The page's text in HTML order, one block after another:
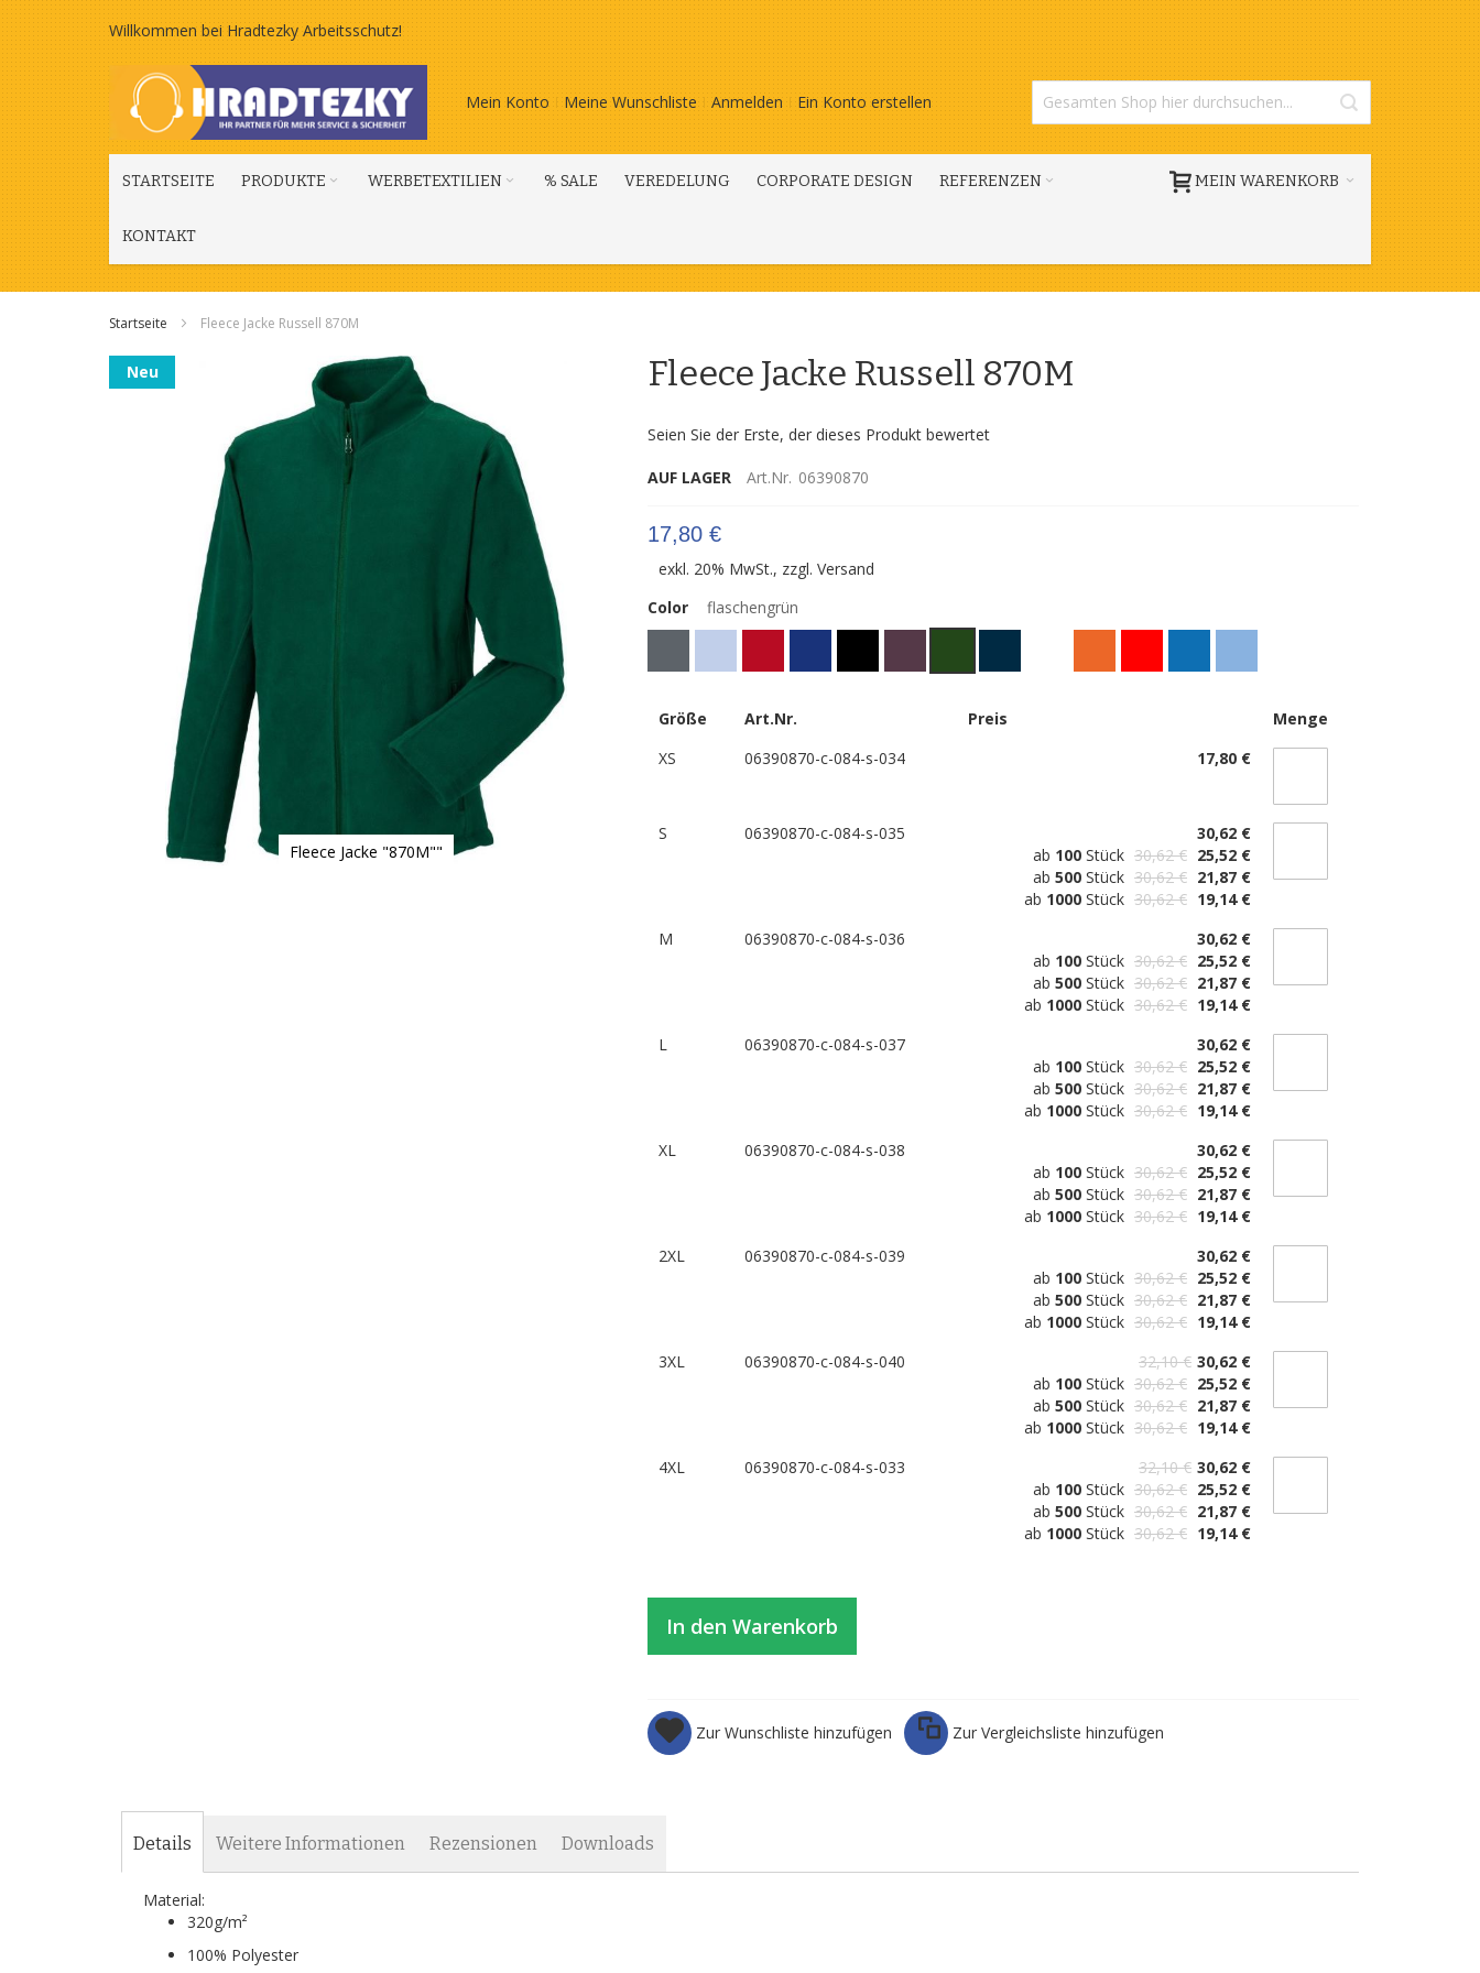
Zum
Inhalt
springen
Willkommen bei Hradtezky Arbeitsschutz!
Mein Konto Meine Wunschliste Anmelden Ein Konto erstellen
MEIN WARENKORB
STARTSEITE PRODUKTE WERBETEXTILIEN % SALE VEREDELUNG CORPORATE DESIGN REFERENZEN
KONTAKT
Startseite Fleece Jacke Russell 870M
Zum
Ende
Fleece Jacke "870M""
Neu Fleece Jacke Russell 870M
Seien Sie der Erste, der dieses Produkt bewertet
AUF LAGER Art.Nr. 06390870
17,80 €
exkl. 20% MwSt., zzgl. Versand
Color
flaschengrün
Größe Art.Nr. Preis
Menge
XS
06390870-c-084-s-034 17,80 €
S 06390870-c-084-s-035
30,62 €
ab 100Stück 30,62 € 25,52 €
ab 500Stück 30,62 € 21,87 €
ab 1000Stück 30,62 € 19,14 €
M
06390870-c-084-s-036
30,62 €
ab 100Stück 30,62 € 25,52 €
ab 500Stück 30,62 € 21,87 €
ab 1000Stück 30,62 € 19,14 €
L
06390870-c-084-s-037
30,62 €
ab 100Stück 30,62 € 25,52 €
ab 500Stück 30,62 € 21,87 €
ab 1000Stück 30,62 € 19,14 €
XL
06390870-c-084-s-038
30,62 €
ab 100Stück 30,62 € 25,52 €
ab 500Stück 30,62 € 21,87 €
ab 1000Stück 30,62 € 19,14 €
2XL
06390870-c-084-s-039
30,62 €
ab 100Stück 30,62 € 25,52 €
ab 500Stück 30,62 € 21,87 €
ab 1000Stück 30,62 € 19,14 €
3XL
06390870-c-084-s-040 32,10 € 30,62 €
ab 100Stück 30,62 € 25,52 €
ab 500Stück 30,62 € 21,87 €
ab 1000Stück 30,62 € 19,14 €
4XL
06390870-c-084-s-033 32,10 € 30,62 €
ab 100Stück 30,62 € 25,52 €
ab 500Stück 30,62 € 21,87 €
ab 1000Stück 30,62 € 19,14 €
In den Warenkorb
Zur Wunschliste hinzufügen Zur Vergleichsliste hinzufügen
Details
Material:
320g/m²
100% Polyester
Weitere Informationen Rezensionen Downloads